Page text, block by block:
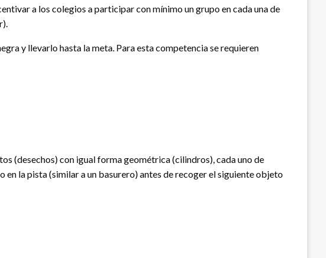
a los colegios a participar con mínimo un grupo en cada una de
y llevarlo hasta la meta. Para esta competencia se requieren
(desechos) con igual forma geométrica (cilindros), cada uno de
la pista (similar a un basurero) antes de recoger el siguiente objeto